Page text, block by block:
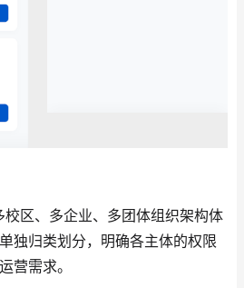
区、多企业、多团体组织架构体
独归类划分，明确各主体的权限
营需求。